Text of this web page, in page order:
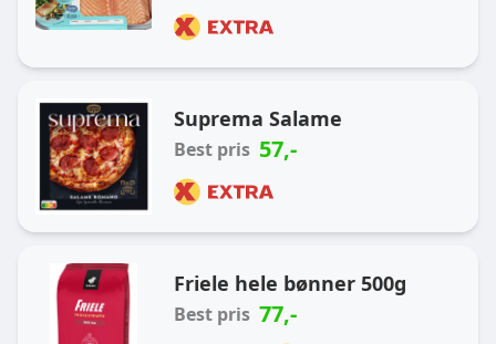
Suprema Salame
Best pris 57,-
Friele hele bønner 500g
Best pris 77,-